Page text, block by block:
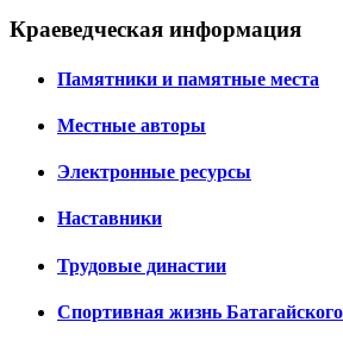
Краеведческая информация
Памятники и памятные места
Местные авторы
Электронные ресурсы
Наставники
Трудовые династии
Спортивная жизнь Батагайского